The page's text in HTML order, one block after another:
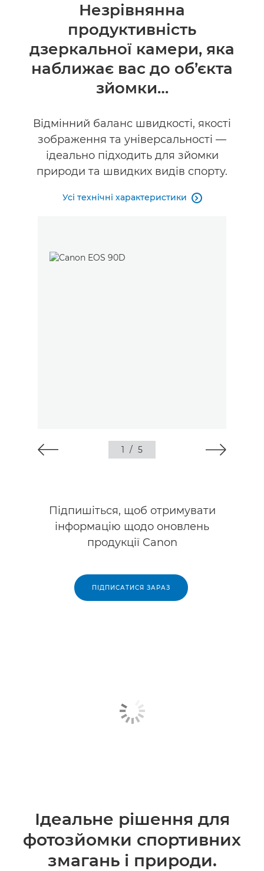
Технічні характеристики
Незрівнянна
продуктивність
дзеркальної камери, яка
наближає вас до об’єкта
зйомки…
Відмінний баланс швидкості, якості
зображення та універсальності —
ідеально підходить для зйомки
природи та швидких видів спорту.
Усі технічні характеристики 
1 / 5
Підпишіться, щоб отримувати
інформацію щодо оновлень
продукції Canon
ПІДПИСАТИСЯ ЗАРАЗ
Ідеальне рішення для
фотозйомки спортивних
змагань і природи.